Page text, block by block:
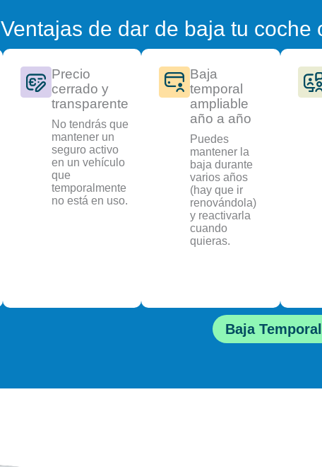
Ventajas de dar de baja tu coche
Precio
cerrado y
transparente
No tendrás que
mantener un
seguro activo
en un vehículo
que
temporalmente
no está en uso.
Baja
temporal
ampliable
año a año
Puedes
mantener la
baja durante
varios años
(hay que ir
renovándola)
y reactivarla
cuando
quieras.
Baja Temporal